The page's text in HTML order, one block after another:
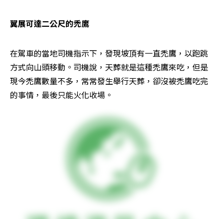
翼展可達二公尺的禿鷹
在駕車的當地司機指示下，發現坡頂有一直禿鷹，以跑跳
方式向山頭移動。司機說，天葬就是這種禿鷹來吃，但是
現今禿鷹數量不多，常常發生舉行天葬，卻沒被禿鷹吃完
的事情，最後只能火化收場。